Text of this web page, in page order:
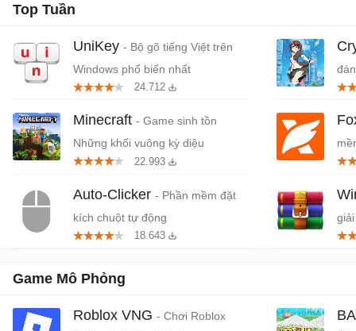
Top Tuần
UniKey - Bộ gõ tiếng Việt trên
Windows phổ biến nhất
24.712
Minecraft - Game sinh tồn
Những khối vuông kỳ diệu
22.993
Auto-Clicker - Phần mềm đặt
kích chuột tự động
18.643
Game Mô Phỏng
Roblox VNG - Chơi Roblox